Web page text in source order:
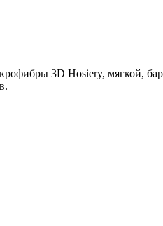
3D Hosiery, мягкой,